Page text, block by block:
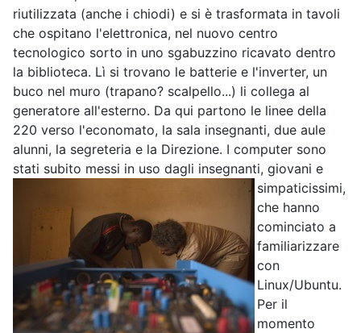
riutilizzata (anche i chiodi) e si è trasformata in tavoli
che ospitano l'elettronica, nel nuovo centro
tecnologico sorto in uno sgabuzzino ricavato dentro
la biblioteca. Lì si trovano le batterie e l'inverter, un
buco nel muro (trapano? scalpello...) li collega al
generatore all'esterno. Da qui partono le linee della
220 verso l'economato, la sala insegnanti, due aule
alunni, la segreteria e la Direzione. I computer sono
stati subito messi in uso dagli insegnanti, giovani e
simpaticissimi,
che hanno
cominciato a
familiarizzare
con
Linux/Ubuntu.
Per il
momento